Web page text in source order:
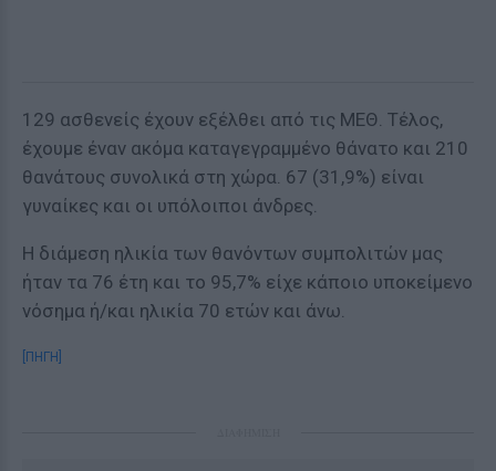
129 ασθενείς έχουν εξέλθει από τις ΜΕΘ. Τέλος,
έχουμε έναν ακόμα καταγεγραμμένο θάνατο και 210
θανάτους συνολικά στη χώρα. 67 (31,9%) είναι
γυναίκες και οι υπόλοιποι άνδρες.
Η διάμεση ηλικία των θανόντων συμπολιτών μας
ήταν τα 76 έτη και το 95,7% είχε κάποιο υποκείμενο
νόσημα ή/και ηλικία 70 ετών και άνω.
[ΠΗΓΗ]